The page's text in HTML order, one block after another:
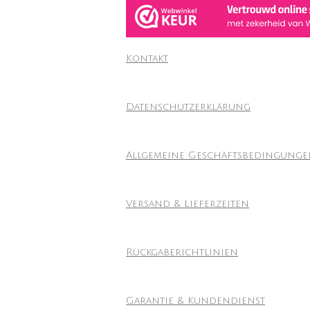
Kontakt
Datenschutzerklärung
Allgemeine
Versand & Lieferzeiten
Rückgaberichtlinien
Garantie & Kundendienst